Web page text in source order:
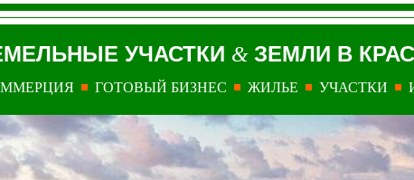
УЧАСТКИ & ЗЕМЛИ В
ГОТОВЫЙ БИЗНЕС ЖИЛЬЕ УЧАСТКИ